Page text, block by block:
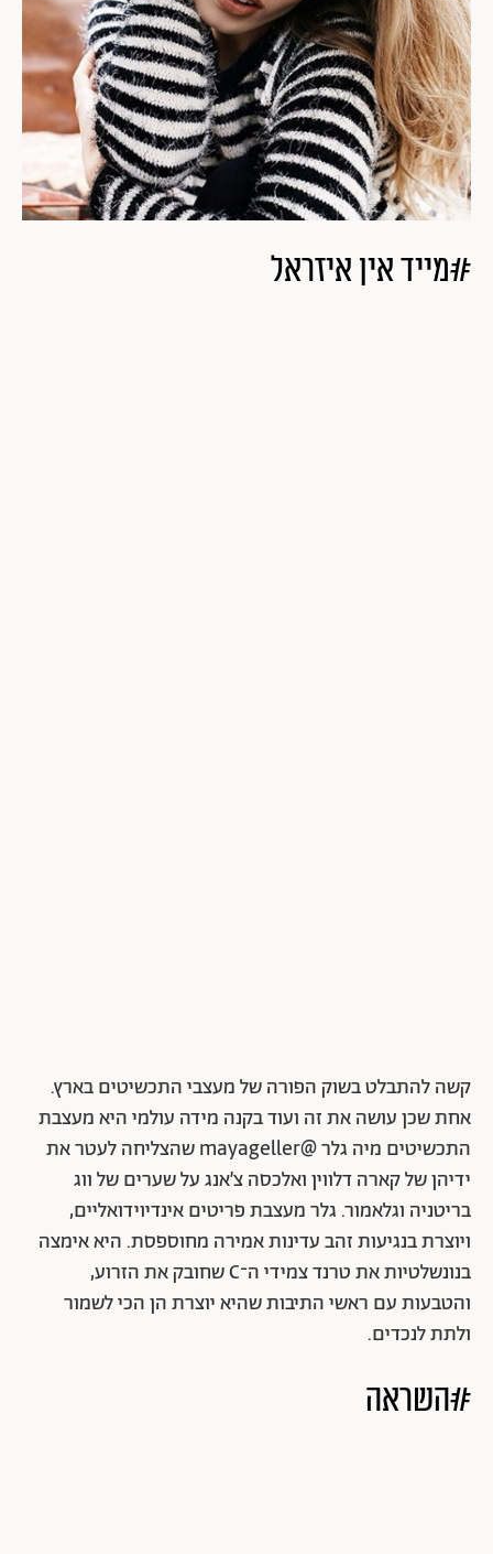
#מייד אין איזראל
קשה להתבלט בשוק הפורה של מעצבי התכשיטים בארץ.
אחת שכן עושה את זה ועוד בקנה מידה עולמי היא מעצבת
התכשיטים מיה גלר @mayageller שהצליחה לעטר את
ידיהן של קארה דלווין ואלכסה צ׳אנג על שערים של ווג
בריטניה וגלאמור. גלר מעצבת פריטים אינדיוידואליים,
ויוצרת בנגיעות זהב עדינות אמירה מחוספסת. היא אימצה
בנונשלטיות את טרנד צמידי ה־C שחובק את הזרוע,
והטבעות עם ראשי התיבות שהיא יוצרת הן הכי לשמור
ולתת לנכדים.
#השראה